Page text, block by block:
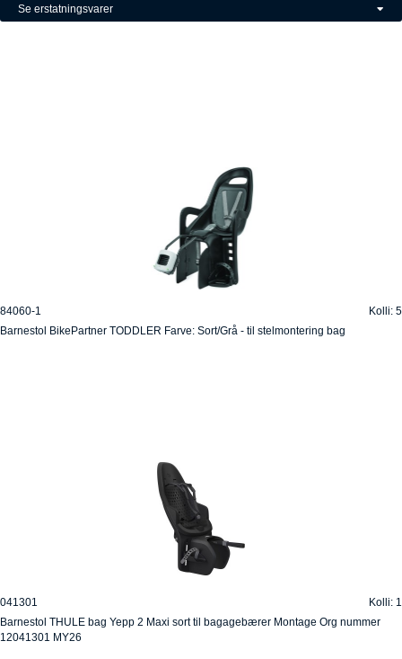
Se erstatningsvarer
84060-1
Kolli: 5
Barnestol BikePartner TODDLER Farve: Sort/Grå - til stelmontering bag
041301
Kolli: 1
Barnestol THULE bag Yepp 2 Maxi sort til bagagebærer Montage Org nummer
12041301 MY26